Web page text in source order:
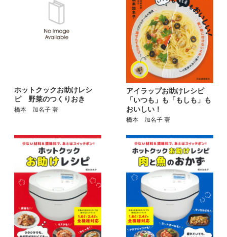
ホットクックお助けレシ
ピ 野菜のつくりおき
橋本 加名子 著
アイラップお助けレシピ
「いつも」も「もしも」も
おいしい！
橋本 加名子 著